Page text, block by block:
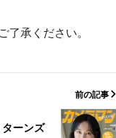
承ください。
前の記事
ターンズ